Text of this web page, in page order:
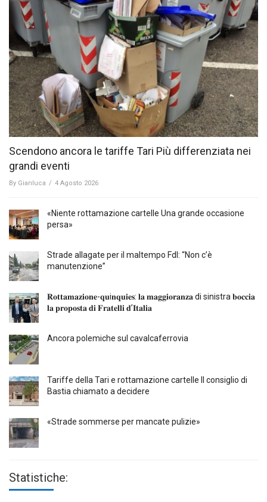
Scendono ancora le tariffe Tari Più differenziata nei
grandi eventi
By Gianluca / 4 Agosto 2026
«Niente rottamazione cartelle Una grande occasione
persa»
Strade allagate per il maltempo FdI: “Non c’è
manutenzione”
𝐑𝐨𝐭𝐭𝐚𝐦𝐚𝐳𝐢𝐨𝐧𝐞-𝐪𝐮i𝐧𝐪𝐮𝐢𝐞𝐬: 𝐥𝐚 𝐦𝐚𝐠𝐠𝐢𝐨𝐫𝐚𝐧𝐳𝐚 di sinistra 𝐛𝐨𝐜𝐜𝐢𝐚
𝐥𝐚 𝐩𝐫𝐨𝐩𝐨𝐬𝐭𝐚 𝐝𝐢 𝐅𝐫𝐚𝐭𝐞𝐥𝐥𝐢 𝐝’𝐈𝐭𝐚𝐥𝐢𝐚
Ancora polemiche sul cavalcaferrovia
Tariffe della Tari e rottamazione cartelle Il consiglio di
Bastia chiamato a decidere
«Strade sommerse per mancate pulizie»
Statistiche: